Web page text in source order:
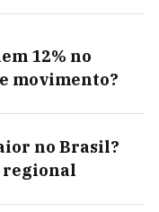
12% no
movimento?
no Brasil?
regional